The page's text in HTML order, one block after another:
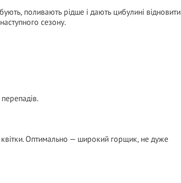
поливають рідше і дають цибулині відновити
сезону.
квітки. Оптимально — широкий горщик, не дуже